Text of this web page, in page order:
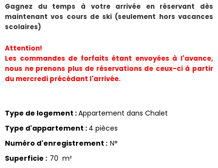
Gagnez du temps à votre arrivée en réservant dès
maintenant vos cours de ski (seulement hors vacances
scolaires)
Attention!
Les commandes de forfaits étant envoyées à l'avance,
nous ne prenons plus de réservations de ceux-ci à partir
du mercredi précédant l'arrivée.
Type de logement :Appartement dans Chalet
Type d'appartement : 4 pièces
Numéro d'enregistrement : N°
Superficie : 70 m²